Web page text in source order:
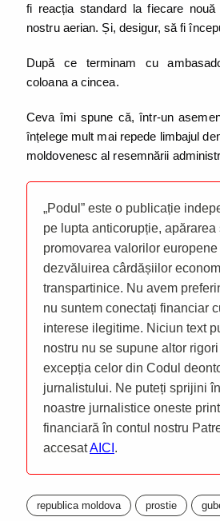
fi reacția standard la fiecare
nostru aerian. Și, desigur, să fi
După ce terminam cu
coloana a cincea.
Ceva îmi spune că, într-un
înțelege mult mai repede limbajul
moldovenesc al resemnării
„Podul” este o publicație
pe lupta anticorupție, apărarea
promovarea valorilor
dezvăluirea cârdășiilor
transpartinice. Nu avem
nu suntem conectați financiar
interese ilegitime. Niciun text
nostru nu se supune altor
excepția celor din Codul
jurnalistului. Ne puteți sprijini
noastre jurnalistice oneste
financiară în contul nostru
accesatAICI .
republica moldova prostie